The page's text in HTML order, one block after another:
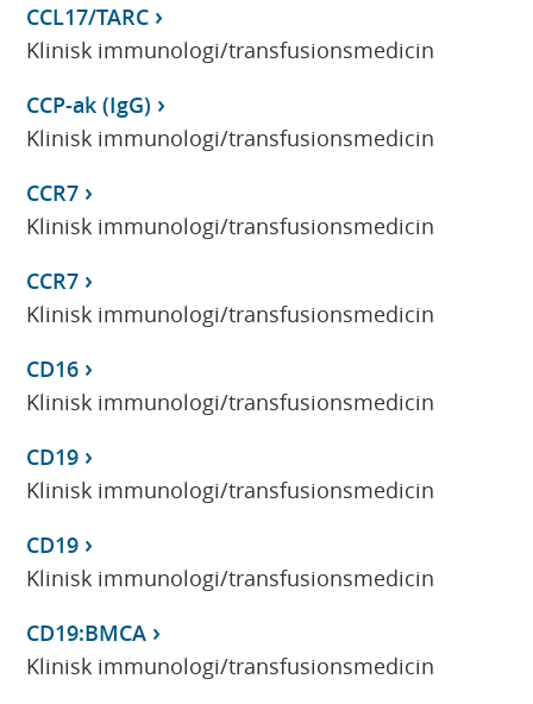
CCL17/TARC
Klinisk immunologi/transfusionsmedicin
CCP-ak (IgG)
Klinisk immunologi/transfusionsmedicin
CCR7
Klinisk immunologi/transfusionsmedicin
CCR7
Klinisk immunologi/transfusionsmedicin
CD16
Klinisk immunologi/transfusionsmedicin
CD19
Klinisk immunologi/transfusionsmedicin
CD19
Klinisk immunologi/transfusionsmedicin
CD19:BMCA
Klinisk immunologi/transfusionsmedicin